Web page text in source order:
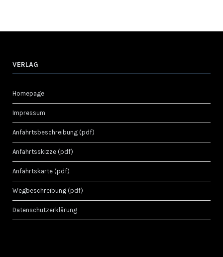
VERLAG
Homepage
Impressum
Anfahrtsbeschreibung (pdf)
Anfahrtsskizze (pdf)
Anfahrtskarte (pdf)
Wegbeschreibung (pdf)
Datenschutzerklärung